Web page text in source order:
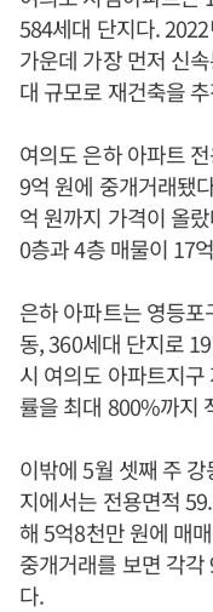
584세대 단지다.
가운데 가장 먼저 신
대 규모로 재건축을
여의도 은하 아파트
9억 원에 중개거래됐
억 원까지 가격이 올
0층과 4층 매물이 17
은하 아파트는 영등
동, 360세대 단지로
시 여의도 아파트지
률을 최대 800%까지
이밖에 5월 셋째 주
지에서는 전용면적
해 5억8천만 원에 매
중개거래를 보면 각
다.